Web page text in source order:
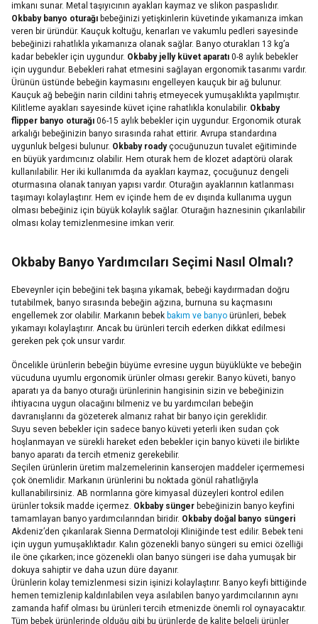
imkanı sunar. Metal taşıyıcının ayakları kaymaz ve slikon paspaslıdır.
Okbaby banyo oturağı bebeğinizi yetişkinlerin küvetinde yıkamanıza imkan
veren bir üründür. Kauçuk koltuğu, kenarları ve vakumlu pedleri sayesinde
bebeğinizi rahatlıkla yıkamanıza olanak sağlar. Banyo oturakları 13 kg’a
kadar bebekler için uygundur. Okbaby jelly küvet aparatı 0-8 aylık bebekler
için uygundur. Bebekleri rahat etmesini sağlayan ergonomik tasarımı vardır.
Ürünün üstünde bebeğin kaymasını engelleyen kauçuk bir ağ bulunur.
Kauçuk ağ bebeğin narin cildini tahriş etmeyecek yumuşaklıkta yapılmıştır.
Kilitleme ayakları sayesinde küvet içine rahatlıkla konulabilir. Okbaby
flipper banyo oturağı 06-15 aylık bebekler için uygundur. Ergonomik oturak
arkalığı bebeğinizin banyo sırasında rahat ettirir. Avrupa standardına
uygunluk belgesi bulunur. Okbaby roadyçocuğunuzun tuvalet eğitiminde
en büyük yardımcınız olabilir. Hem oturak hem de klozet adaptörü olarak
kullanılabilir. Her iki kullanımda da ayakları kaymaz, çocuğunuz dengeli
oturmasına olanak tanıyan yapısı vardır. Oturağın ayaklarının katlanması
taşımayı kolaylaştırır. Hem ev içinde hem de ev dışında kullanıma uygun
olması bebeğiniz için büyük kolaylık sağlar. Oturağın haznesinin çıkarılabilir
olması kolay temizlenmesine imkan verir.
Okbaby Banyo Yardımcıları Seçimi Nasıl Olmalı?
Ebeveynler için bebeğini tek başına yıkamak, bebeği kaydırmadan doğru
tutabilmek, banyo sırasında bebeğin ağzına, burnuna su kaçmasını
engellemek zor olabilir. Markanın bebek bakım ve banyo ürünleri, bebek
yıkamayı kolaylaştırır. Ancak bu ürünleri tercih ederken dikkat edilmesi
gereken pek çok unsur vardır.
Öncelikle ürünlerin bebeğin büyüme evresine uygun büyüklükte ve bebeğin
vücuduna uyumlu ergonomik ürünler olması gerekir. Banyo küveti, banyo
aparatı ya da banyo oturağı ürünlerinin hangisinin sizin ve bebeğinizin
ihtiyacına uygun olacağını bilmeniz ve bu yardımcıları bebeğin
davranışlarını da gözeterek almanız rahat bir banyo için gereklidir.
Suyu seven bebekler için sadece banyo küveti yeterli iken sudan çok
hoşlanmayan ve sürekli hareket eden bebekler için banyo küveti ile birlikte
banyo aparatı da tercih etmeniz gerekebilir.
Seçilen ürünlerin üretim malzemelerinin kanserojen maddeler içermemesi
çok önemlidir. Markanın ürünlerini bu noktada gönül rahatlığıyla
kullanabilirsiniz. AB normlarına göre kimyasal düzeyleri kontrol edilen
ürünler toksik madde içermez. Okbaby sünger bebeğinizin banyo keyfini
tamamlayan banyo yardımcılarından biridir. Okbaby doğal banyo süngeri
Akdeniz’den çıkarılarak Sienna Dermatoloji Kliniğinde test edilir. Bebek teni
için uygun yumuşaklıktadır. Kalın gözenekli banyo süngeri su emici özelliği
ile öne çıkarken; ince gözenekli olan banyo süngeri ise daha yumuşak bir
dokuya sahiptir ve daha uzun düre dayanır.
Ürünlerin kolay temizlenmesi sizin işinizi kolaylaştırır. Banyo keyfi bittiğinde
hemen temizlenip kaldırılabilen veya asılabilen banyo yardımcılarının aynı
zamanda hafif olması bu ürünleri tercih etmenizde önemli rol oynayacaktır.
Tüm bebek ürünlerinde olduğu gibi bu ürünlerde de kalite belgeli ürünler